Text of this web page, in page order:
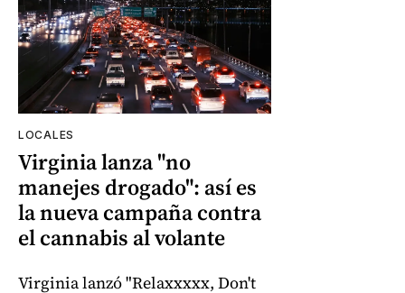
LOCALES
Virginia lanza "no
manejes drogado": así es
la nueva campaña contra
el cannabis al volante
Virginia lanzó "Relaxxxxx, Don't